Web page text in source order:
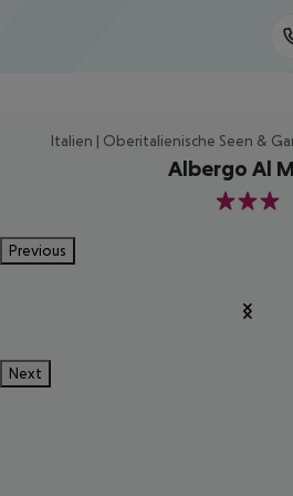
Italien | Oberitalienische Seen &
Albergo Al
3
Previous
Next